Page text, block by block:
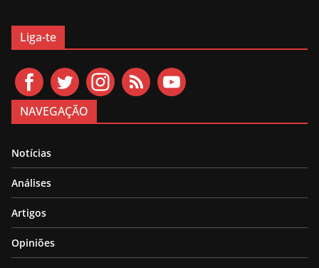
Liga-te
NAVEGAÇÃO
Notícias
Análises
Artigos
Opiniões